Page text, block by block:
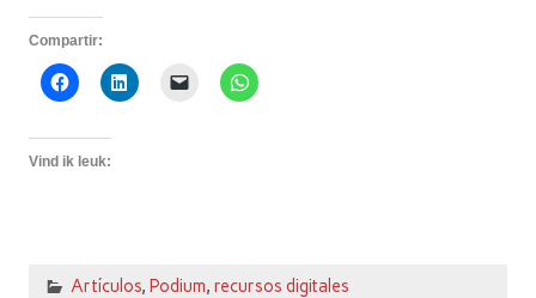
Compartir:
Vind ik leuk:
Artículos, Podium, recursos digitales